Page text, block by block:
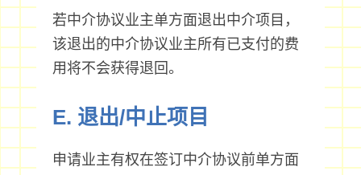
若中介协议业主单方面退出中介项目，
该退出的中介协议业主所有已支付的费
用将不会获得退回。
E. 退出/中止项目
申请业主有权在签订中介协议前单方面